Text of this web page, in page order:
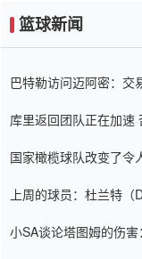
篮球新闻
巴特勒访问迈阿密：交
库里返回团队正在加速
国家橄榄球队改变了令
上周的球员：杜兰特（
小SA谈论塔图姆的伤